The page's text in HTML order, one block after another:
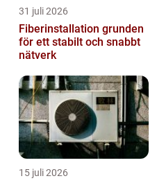
31 juli 2026
Fiberinstallation grunden
för ett stabilt och snabbt
nätverk
15 juli 2026